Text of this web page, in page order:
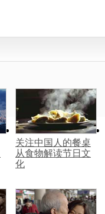
关注中国人的餐桌
从食物解读节日文
化